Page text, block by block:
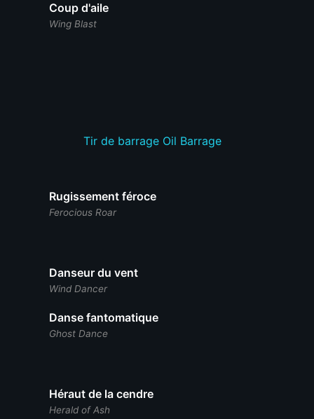
Coup d'aile
Wing Blast
Tir de barrage Oil Barrage
Rugissement féroce
Ferocious Roar
Danseur du vent
Wind Dancer
Danse fantomatique
Ghost Dance
Héraut de la cendre
Herald of Ash